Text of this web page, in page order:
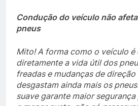
Condução do veículo não
pneus
Mito! A forma como o veículo
diretamente a vida útil dos
freadas e mudanças de direção
desgastam ainda mais os
suave garante maior